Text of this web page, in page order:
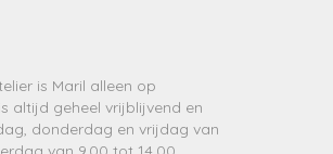
is Maril alleen op
altijd geheel vrijblijvend en
donderdag en vrijdag van